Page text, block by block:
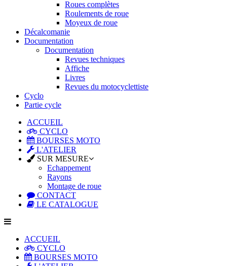
Roues complètes
Roulements de roue
Moyeux de roue
Décalcomanie
Documentation
Documentation
Revues techniques
Affiche
Livres
Revues du motocyclettiste
Cyclo
Partie cycle
ACCUEIL
CYCLO
BOURSES MOTO
L'ATELIER
SUR MESURE
Echappement
Rayons
Montage de roue
CONTACT
LE CATALOGUE
ACCUEIL
CYCLO
BOURSES MOTO